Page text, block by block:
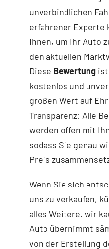
unverbindlichen
erfahrener Experte
Ihnen, um Ihr Auto
den aktuellen
Diese Bewertungist
kostenlos und
großen Wert auf
Transparenz: Alle
werden offen mit
sodass Sie genau
Preis
Wenn Sie sich
uns zu verkaufen,
alles Weitere. wir
Auto übernimmt
von der Erstellung